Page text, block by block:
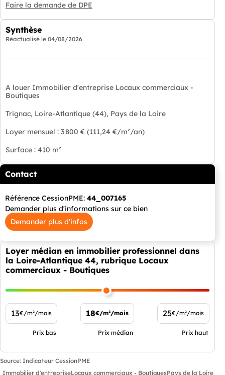
Faire la demande de DPE
Synthèse
Réactualisé le 04/08/2026
A louer Immobilier d'entreprise Locaux commerciaux -
Boutiques
Trignac, Loire-Atlantique (44), Pays de la Loire
Loyer mensuel : 3 800 € (111,24 €/m²/an)
Surface : 410 m²
Contact
Référence CessionPME: 44_007165
Demander plus d'informations sur ce bien
Demander plus d'infos
Loyer médian en immobilier professionnel dans
la Loire-Atlantique 44, rubrique Locaux
commerciaux - Boutiques
13€/m²/mois
Prix bas
18€/m²/mois
Prix médian
25€/m²/mois
Prix haut
Source: Indicateur CessionPME
Immobilier d'entrepriseLocaux commerciaux - BoutiquesPays de la Loire